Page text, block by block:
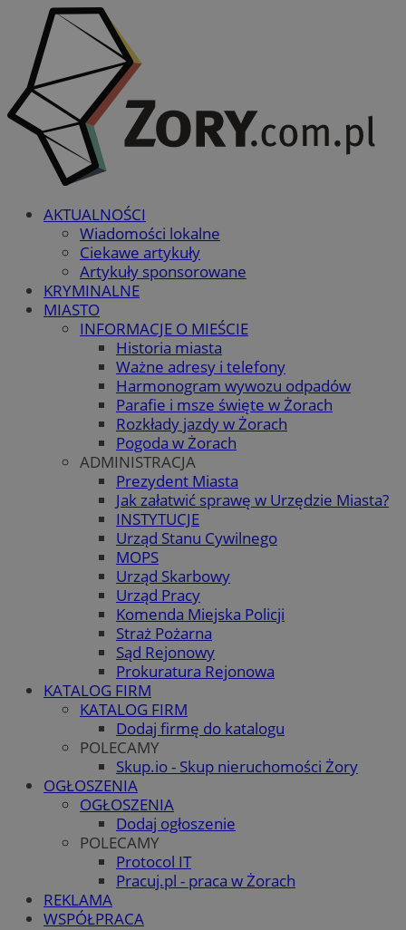
AKTUALNOŚCI
Wiadomości lokalne
Ciekawe artykuły
Artykuły sponsorowane
KRYMINALNE
MIASTO
INFORMACJE O MIEŚCIE
Historia miasta
Ważne adresy i telefony
Harmonogram wywozu odpadów
Parafie i msze święte w Żorach
Rozkłady jazdy w Żorach
Pogoda w Żorach
ADMINISTRACJA
Prezydent Miasta
Jak załatwić sprawę w Urzędzie Miasta?
INSTYTUCJE
Urząd Stanu Cywilnego
MOPS
Urząd Skarbowy
Urząd Pracy
Komenda Miejska Policji
Straż Pożarna
Sąd Rejonowy
Prokuratura Rejonowa
KATALOG FIRM
KATALOG FIRM
Dodaj firmę do katalogu
POLECAMY
Skup.io - Skup nieruchomości Żory
OGŁOSZENIA
OGŁOSZENIA
Dodaj ogłoszenie
POLECAMY
Protocol IT
Pracuj.pl - praca w Żorach
REKLAMA
WSPÓŁPRACA